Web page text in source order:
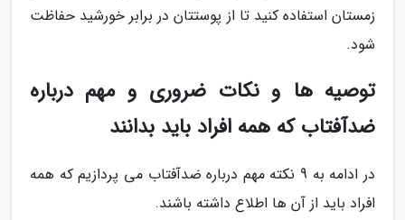
زمستان استفاده کنید تا از پوستتان در برابر خورشید حفاظت
شود.
توصیه ها و نکات ضروری و مهم درباره
ضدآفتاب که همه افراد باید بدانند
در ادامه به 9 نکته مهم درباره ضدآفتاب می پردازیم که همه
افراد باید از آن ها اطلاع داشته باشند.